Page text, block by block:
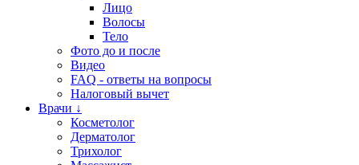
Лицо
Волосы
Тело
Фото до и после
Видео
FAQ - ответы на вопросы
Налоговый вычет
Врачи ↓
Косметолог
Дерматолог
Трихолог